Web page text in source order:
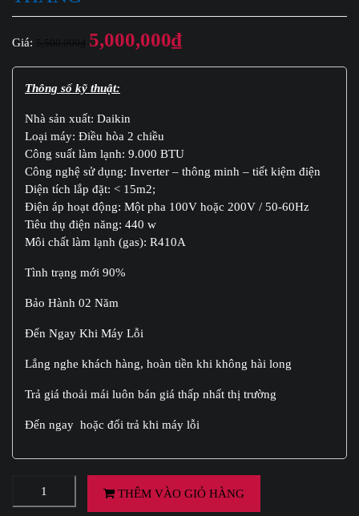
Giá:
Giá
gốc
là:
5,500,000₫.
5,000,000₫Giá
hiện
tại
Thông số kỹ thuật:
Nhà sản xuất: Daikin
Loại máy: Điều hòa 2 chiều
Công suất làm lạnh: 9.000 BTU
Công nghệ sử dụng: Inverter – thông minh – tiết kiệm điện
Diện tích lắp đặt: < 15m2;
Điện áp hoạt động: Một pha 100V hoặc 200V / 50-60Hz
Tiêu thụ điện năng: 440 w
Môi chất làm lạnh (gas): R410A
Tình trạng mới 90%
Bảo Hành 02 Năm
Đến Ngay Khi Máy Lỗi
Lắng nghe khách hàng, hoàn tiền khi không hài long
Trả giá thoải mái luôn bán giá thấp nhất thị trường
Đến ngay hoặc đổi trả khi máy lỗi
Hòa
THÊM VÀO GIỎ HÀNG